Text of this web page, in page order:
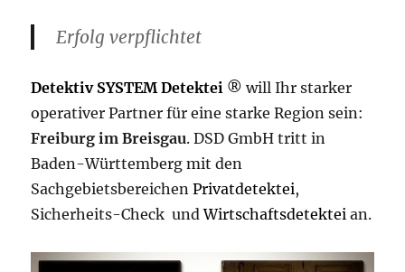
Erfolg verpflichtet
Detektiv SYSTEM Detektei ® will Ihr starker
operativer Partner für eine starke Region sein:
Freiburg im Breisgau. DSD GmbH tritt in
Baden-Württemberg mit den
SachgebietsbereichenPrivatdetektei,
Sicherheits-Check undWirtschaftsdetekteian.